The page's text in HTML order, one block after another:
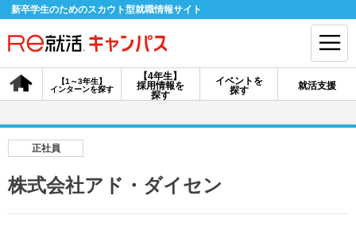
新卒学生のためのスカウト型就職情報サイト
【4年生】
採用情報を
探す
【1～3年生】
インターンを探す
イベントを
探す
就活支援
会員登録 ログイン
正社員
株式会社アド・ダイセン